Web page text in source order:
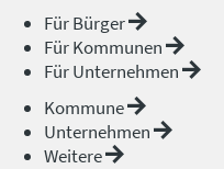
Für Bürger
Für Kommunen
Für Unternehmen
Kommune
Unternehmen
Weitere